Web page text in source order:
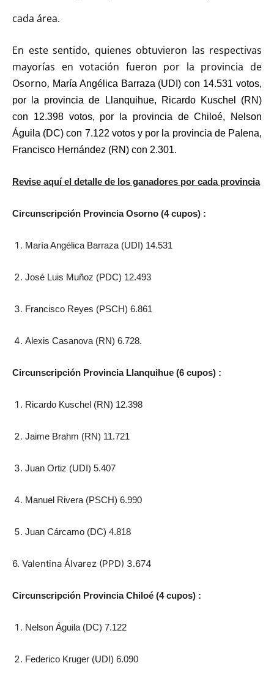
cada área.
En este sentido, quienes obtuvieron las respectivas
mayorías en votación fueron por la provincia de
Osorno, María Angélica Barraza (UDI) con 14.531 votos,
por la provincia de Llanquihue, Ricardo Kuschel (RN)
con 12.398 votos, por la provincia de Chiloé, Nelson
Águila (DC) con 7.122 votos y por la provincia de Palena,
Francisco Hernández (RN) con 2.301.
Revise aquí el detalle de los ganadores por cada provincia
Circunscripción Provincia Osorno (4 cupos) :
María Angélica Barraza (UDI) 14.531
José Luis Muñoz (PDC) 12.493
Francisco Reyes (PSCH) 6.861
Alexis Casanova (RN) 6.728.
Circunscripción Provincia Llanquihue (6 cupos) :
Ricardo Kuschel (RN) 12.398
Jaime Brahm (RN) 11.721
Juan Ortiz (UDI) 5.407
Manuel Rivera (PSCH) 6.990
Juan Cárcamo (DC) 4.818
6. Valentina Álvarez (PPD) 3.674
Circunscripción Provincia Chiloé (4 cupos) :
Nelson Águila (DC) 7.122
Federico Kruger (UDI) 6.090